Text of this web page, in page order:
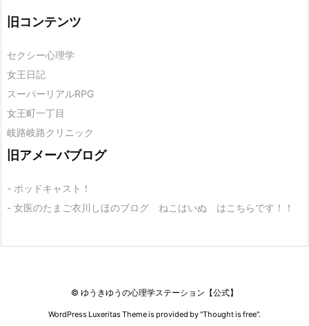
旧コンテンツ
セクシー心理学
女王日記
スーパーリアルRPG
女王町一丁目
岐路岐路クリニック
旧アメーバブログ
- ポッドキャスト！
- 女医のたまご衣川しほのブログ ねこはいぬ はこちらです！！
© ゆうきゆうの心理学ステーション【公式】
WordPress Luxeritas Theme is provided by "Thought is free".